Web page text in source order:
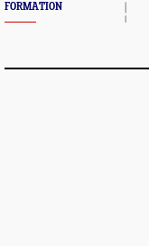
FORMATION